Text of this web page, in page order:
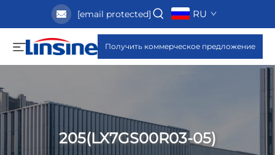
[email protected] RU
Получить коммерческое предложение
205(LX7GS00R03-05)